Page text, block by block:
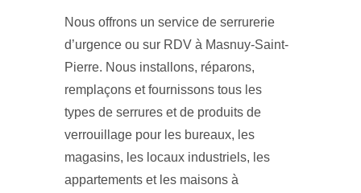
Nous offrons un service de serrurerie
d’urgence ou sur RDV à Masnuy-Saint-
Pierre. Nous installons, réparons,
remplaçons et fournissons tous les
types de serrures et de produits de
verrouillage pour les bureaux, les
magasins, les locaux industriels, les
appartements et les maisons à